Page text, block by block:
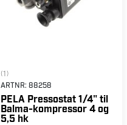
(1)
ARTNR: 88258
PELA Pressostat 1/4" til
Balma-kompressor 4 og
5,5 hk